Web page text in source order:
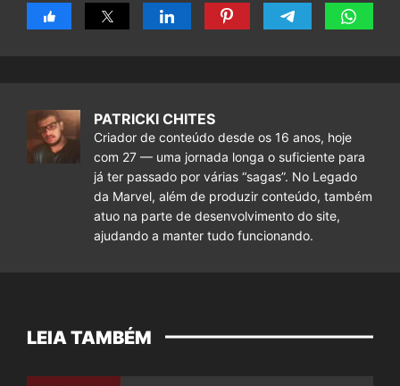
PATRICKI CHITES
Criador de conteúdo desde os 16 anos, hoje
com 27 — uma jornada longa o suficiente para
já ter passado por várias “sagas”. No Legado
da Marvel, além de produzir conteúdo, também
atuo na parte de desenvolvimento do site,
ajudando a manter tudo funcionando.
LEIA TAMBÉM